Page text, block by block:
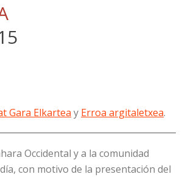
Gara Elkartea y Erroa argitaletxea.
Occidental y a la comunidad
con motivo de la presentación del